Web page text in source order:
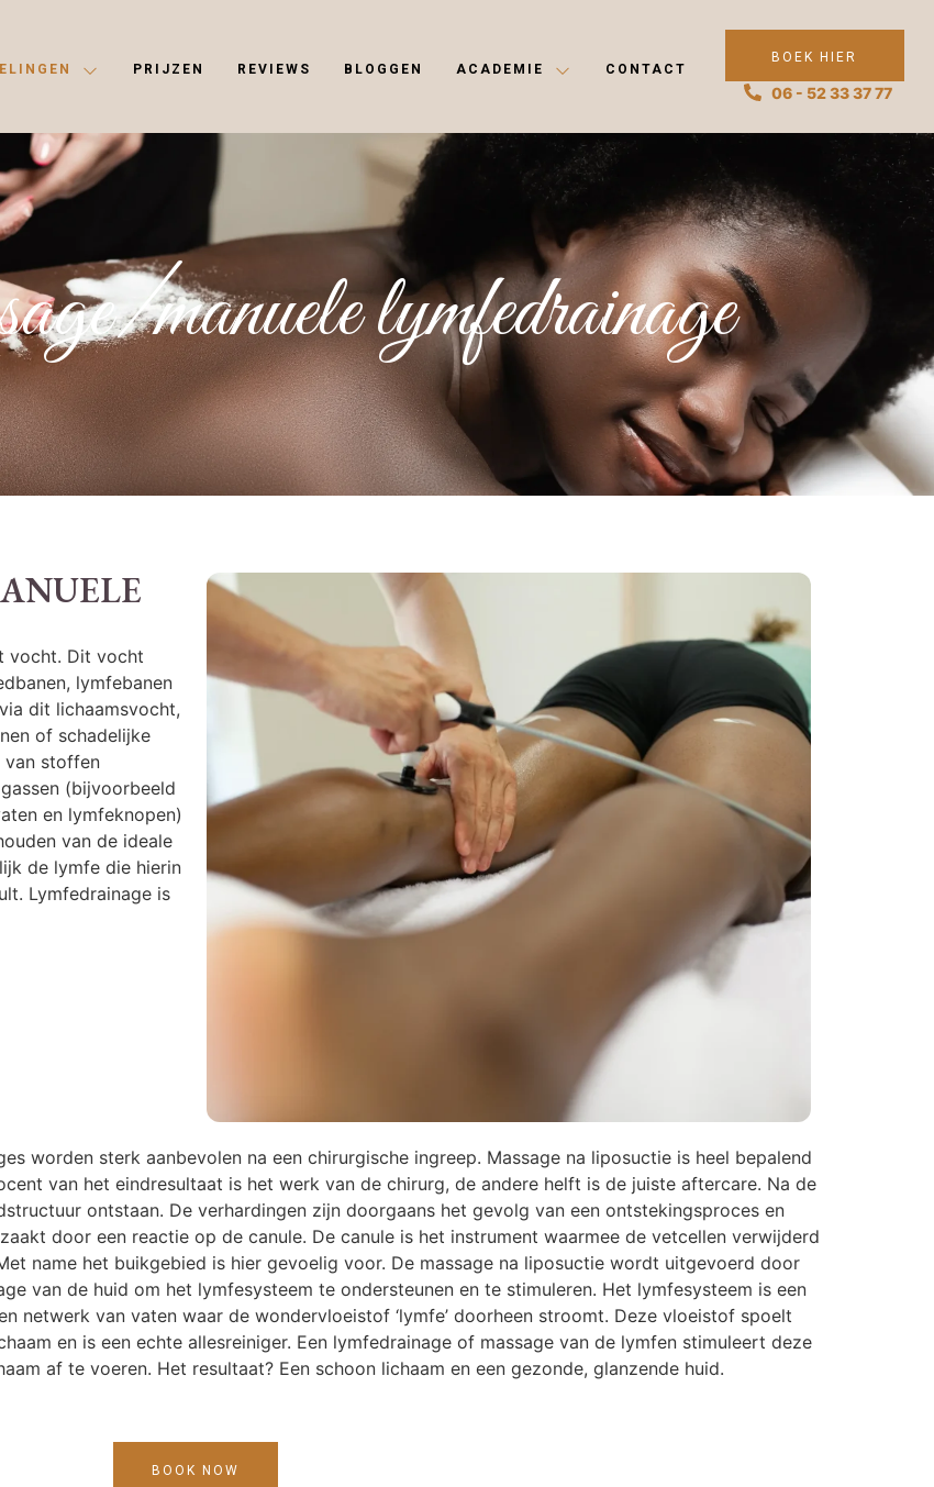
PRIJZEN REVIEWS BLOGGEN ACADEMIE CONTACT
BOEK HIER
06 - 52 33 37 77
manuele lymfedrainage
vocht. Dit vocht
lymfebanen
dit lichaamsvocht,
of schadelijke
van stoffen
(bijvoorbeeld
en lymfeknopen)
van de ideale
de lymfe die hierin
Lymfedrainage is
worden sterk aanbevolen na een chirurgische ingreep. Massage na liposuctie is heel bepalend
van het eindresultaat is het werk van de chirurg, de andere helft is de juiste aftercare. Na de
ontstaan. De verhardingen zijn doorgaans het gevolg van een ontstekingsproces en
door een reactie op de canule. De canule is het instrument waarmee de vetcellen verwijderd
name het buikgebied is hier gevoelig voor. De massage na liposuctie wordt uitgevoerd door
van de huid om het lymfesysteem te ondersteunen en te stimuleren. Het lymfesysteem is een
netwerk van vaten waar de wondervloeistof ‘lymfe’ doorheen stroomt. Deze vloeistof spoelt
en is een echte allesreiniger. Een lymfedrainage of massage van de lymfen stimuleert deze
af te voeren. Het resultaat? Een schoon lichaam en een gezonde, glanzende huid.
BOOK NOW